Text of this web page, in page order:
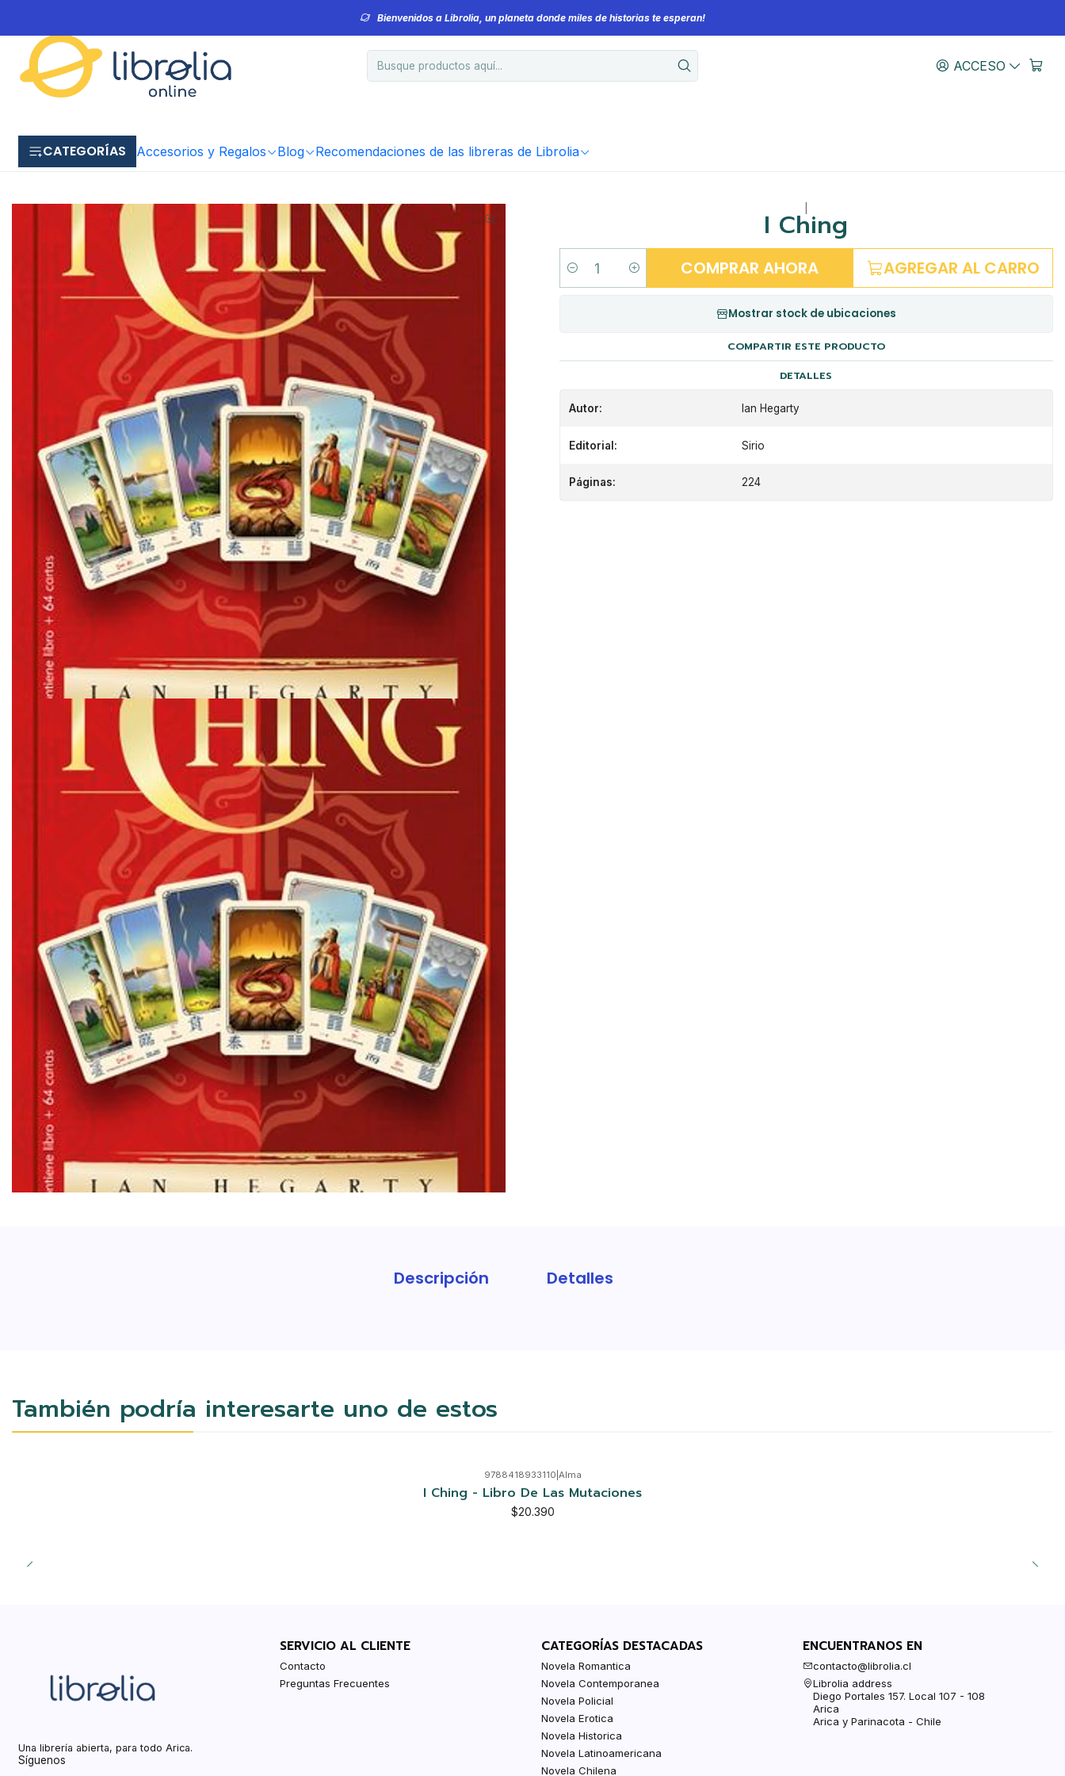
ACCESO
CATEGORÍAS Accesorios y Regalos Blog Recomendaciones de las libreras de Librolia
Bienvenidos a Librolia, un planeta donde miles de historias te esperan!
I Ching
Cantidad AGREGAR AL CARRO
COMPRAR AHORA
Mostrar stock de ubicaciones
COMPARTIR ESTE PRODUCTO
DETALLES
Autor: Ian Hegarty
Editorial: Sirio
Páginas: 224
Descripción Detalles
También podría interesarte uno de estos
9788418933110 Alma
I Ching - Libro De Las Mutaciones
$20.390
Una librería abierta, para todo Arica.
Síguenos
SERVICIO AL CLIENTE
Contacto
Preguntas Frecuentes
CATEGORÍAS DESTACADAS
Novela Romantica
Novela Contemporanea
Novela Policial
Novela Erotica
Novela Historica
Novela Latinoamericana
Novela Chilena
ENCUENTRANOS EN
contacto@librolia.cl
Librolia address
Diego Portales 157. Local 107 - 108
Arica
Arica y Parinacota - Chile